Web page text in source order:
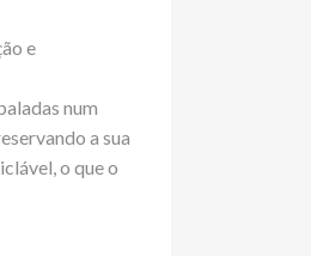
e
num
a sua
o que o